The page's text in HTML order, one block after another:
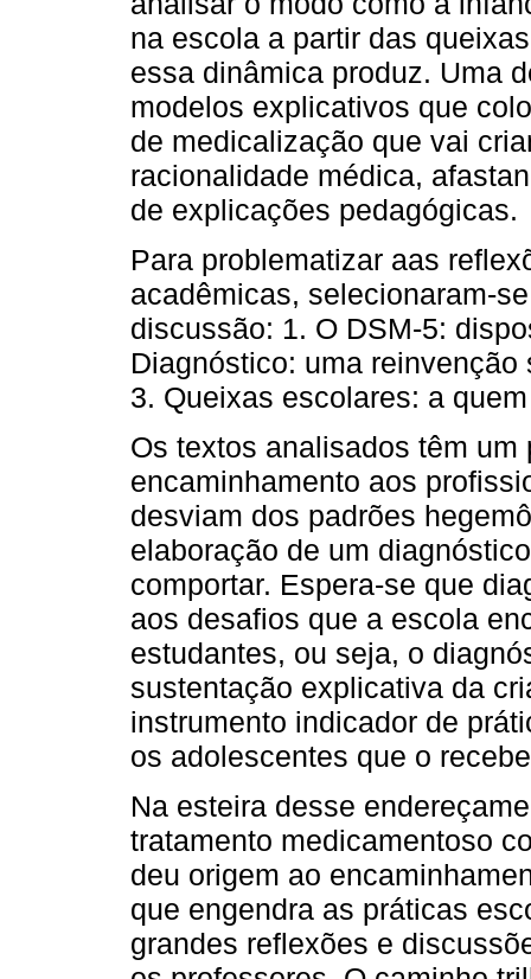
na escola a partir das
essa dinâmica produz. Uma
modelos explicativos que
de medicalização que vai
racionalidade médica,
de explicações pedagógicas.
Para problematizar aas
acadêmicas, selecionaram-
discussão: 1. O DSM-5:
Diagnóstico: uma
3. Queixas escolares: a
Os textos analisados têm
encaminhamento aos
desviam dos padrões
elaboração de um
comportar. Espera-se que
aos desafios que a escola
estudantes, ou seja, o
sustentação explicativa da
instrumento indicador de
os adolescentes que o
Na esteira desse
tratamento medicamentoso
deu origem ao
que engendra as práticas
grandes reflexões e